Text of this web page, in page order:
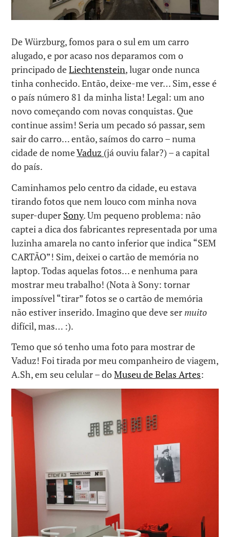
De Würzburg, fomos para o sul em um carro
alugado, e por acaso nos deparamos com o
principado deLiechtenstein, lugar onde nunca
tinha conhecido. Então, deixe-me ver… Sim, esse é
o país número 81 da minha lista! Legal: um ano
novo começando com novas conquistas. Que
continue assim! Seria um pecado só passar, sem
sair do carro… então, saímos do carro – numa
cidade de nomeVaduz (já ouviu falar?) – a capital
do país.
Caminhamos pelo centro da cidade, eu estava
tirando fotos que nem louco com minha nova
super-duper Sony. Um pequeno problema: não
captei a dica dos fabricantes representada por uma
luzinha amarela no canto inferior que indica “SEM
CARTÃO”! Sim, deixei o cartão de memória no
laptop. Todas aquelas fotos… e nenhuma para
mostrar meu trabalho! (Nota à Sony: tornar
impossível “tirar” fotos se o cartão de memória
não estiver inserido. Imagino que deve sermuito
difícil, mas… :).
Temo que só tenho uma foto para mostrar de
Vaduz! Foi tirada por meu companheiro de viagem,
A.Sh, em seu celular – doMuseu de Belas Artes: